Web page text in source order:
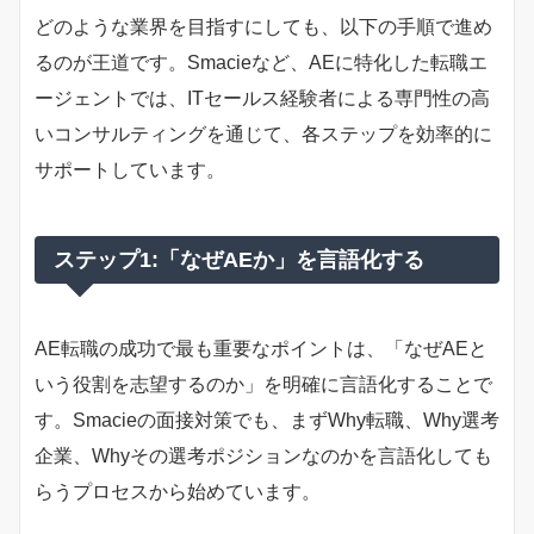
どのような業界を目指すにしても、以下の手順で進め
るのが王道です。Smacieなど、AEに特化した転職エ
ージェントでは、ITセールス経験者による専門性の高
いコンサルティングを通じて、各ステップを効率的に
サポートしています。
ステップ1:「なぜAEか」を言語化する
AE転職の成功で最も重要なポイントは、「なぜAEと
いう役割を志望するのか」を明確に言語化することで
す。Smacieの面接対策でも、まずWhy転職、Why選考
企業、Whyその選考ポジションなのかを言語化しても
らうプロセスから始めています。